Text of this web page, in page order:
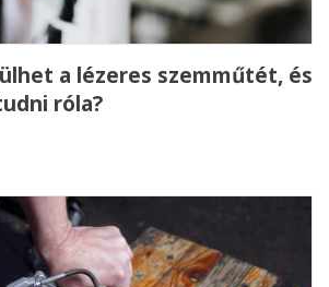
a lézeres szemműtét, és
róla?